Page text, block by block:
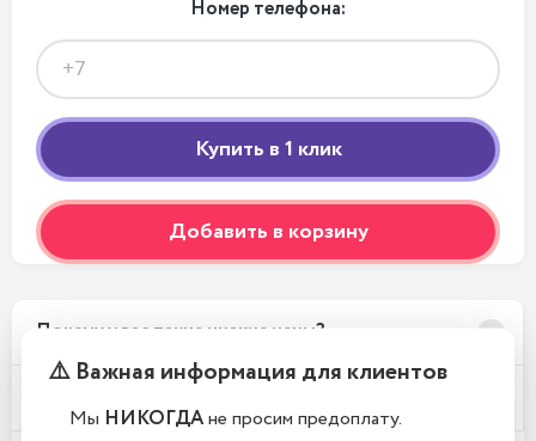
Номер телефона:
Добавить в корзину
Почему у вас такие низкие цены?
⚠️ Важная информация для клиентов
Мы НИКОГДАне просим предоплату.